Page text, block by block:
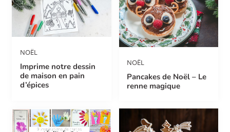
NOËL
Imprime notre dessin
de maison en pain
d’épices
NOËL
Pancakes de Noël – Le
renne magique